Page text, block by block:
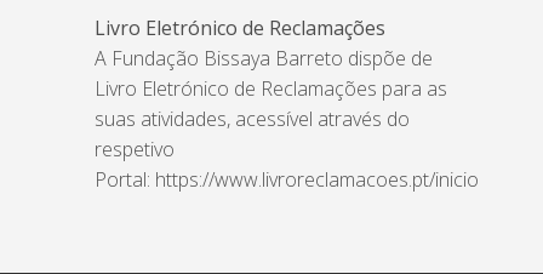
Livro Eletrónico de Reclamações
A Fundação Bissaya Barreto dispõe de
Livro Eletrónico de Reclamações para as
suas atividades, acessível através do
respetivo
Portal: https://www.livroreclamacoes.pt/inicio